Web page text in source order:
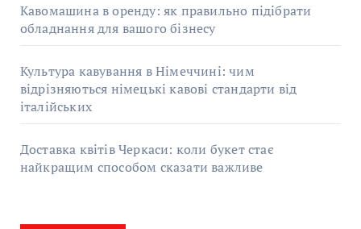
Кавомашина в оренду: як правильно підібрати
обладнання для вашого бізнесу
Культура кавування в Німеччині: чим
відрізняються німецькі кавові стандарти від
італійських
Доставка квітів Черкаси: коли букет стає
найкращим способом сказати важливе